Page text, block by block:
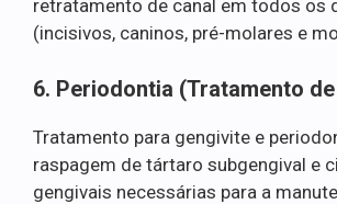
retratamento de canal em todos os
(incisivos, caninos, pré-molares e
6. Periodontia (Tratamento
Tratamento para gengivite e
raspagem de tártaro subgengival e
gengivais necessárias para a